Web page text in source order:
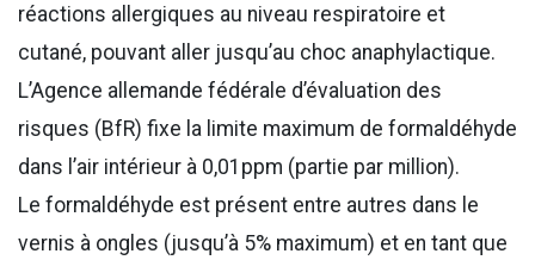
réactions allergiques au niveau respiratoire et
cutané, pouvant aller jusqu’au choc anaphylactique.
L’Agence allemande fédérale d’évaluation des
risques (BfR) fixe la limite maximum de formaldéhyde
dans l’air intérieur à 0,01ppm (partie par million).
Le formaldéhyde est présent entre autres dans le
vernis à ongles (jusqu’à 5% maximum) et en tant que